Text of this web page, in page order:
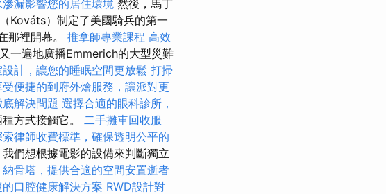
漏影響您的居住環境 然後，馬丁
Kováts）制定了美國騎兵的第一
那裡開幕。 推拿師專業課程 高效
一遍地廣播Emmerich的大型災難
計，讓您的睡眠空間更放鬆 打掃
受便捷的到府外燴服務，讓派對更
解決問題 選擇合適的眼科診所，
方式接觸它。 二手攤車回收服
索律師收費標準，確保透明公平的
們想根據電影的設備來判斷獨立
納骨塔，提供合適的空間安置逝者
口腔健康解決方案 RWD設計對